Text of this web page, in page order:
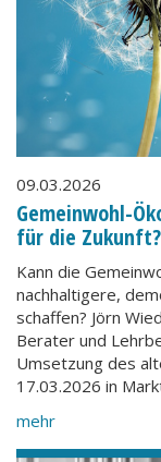
09.03.2026
Gemeinwohl-
für die Zukunft?
Kann die
nachhaltigere,
schaffen? Jörn
Berater und
Umsetzung des
17.03.2026 in
mehr